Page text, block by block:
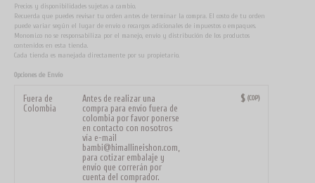
Precios y disponibilidades sujetas a cambio.
Recuerda que puedes revisar tu orden antes de terminar la compra. El costo de tu orden
puede variar según el lugar de envío o recargos adicionales de impuestos o empaques.
Monomi.co no se responsabiliza por el manejo, envío y distribución de los productos
contenidos en esta tienda.
Cada tienda es manejada directamente por su propietario.
Opciones de Envío
Fuera de
Colombia
Antes de realizar una
compra para envío fuera de
colombia por favor ponerse
en contacto con nosotros
vía e-mail
bambi@himallineishon.com
para cotizar embalaje y
envío que correrán por
cuenta del comprador.
$ (COP)